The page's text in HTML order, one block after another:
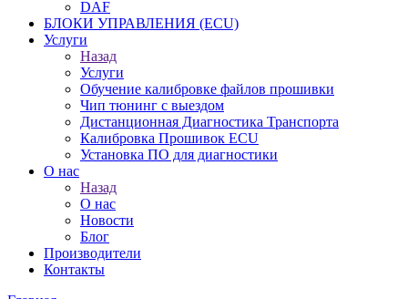
DAF
БЛОКИ УПРАВЛЕНИЯ (ECU)
Услуги
Назад
Услуги
Обучение калибровке файлов прошивки
Чип тюнинг с выездом
Дистанционная Диагностика Транспорта
Калибровка Прошивок ECU
Установка ПО для диагностики
О нас
Назад
О нас
Новости
Блог
Производители
Контакты